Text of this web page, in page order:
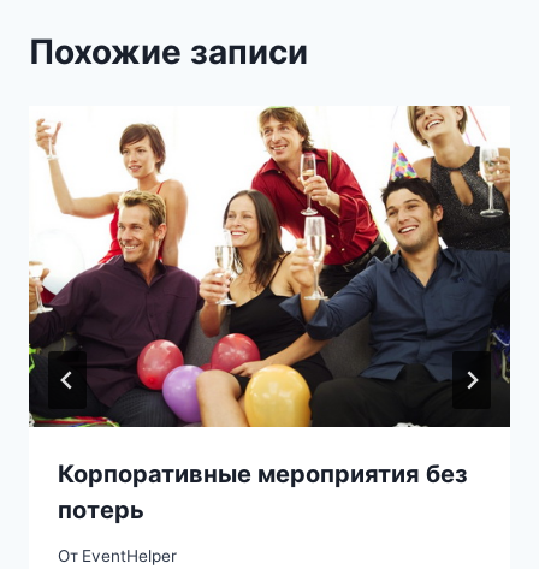
Похожие записи
Корпоративные мероприятия без
потерь
От EventHelper